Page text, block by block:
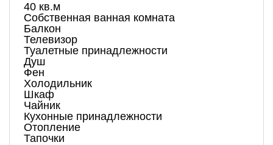
40 кв.м
Собственная ванная комната
Балкон
Телевизор
Туалетные принадлежности
Душ
Фен
Холодильник
Шкаф
Чайник
Кухонные принадлежности
Отопление
Тапочки